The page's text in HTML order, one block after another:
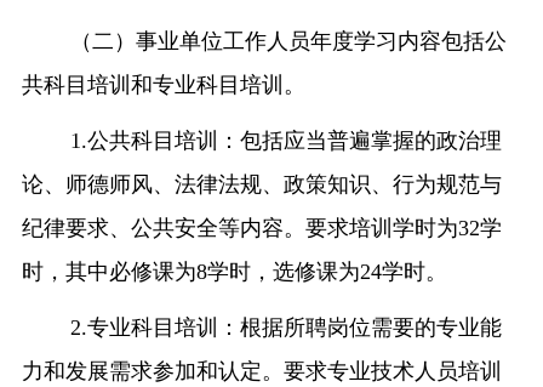
（二）事业单位工作人员年度学习内容包括公
共科目培训和专业科目培训。
1.公共科目培训：包括应当普遍掌握的政治理
论、师德师风、法律法规、政策知识、行为规范与
纪律要求、公共安全等内容。要求培训学时为32学
时，其中必修课为8学时，选修课为24学时。
2.专业科目培训：根据所聘岗位需要的专业能
力和发展需求参加和认定。要求专业技术人员培训